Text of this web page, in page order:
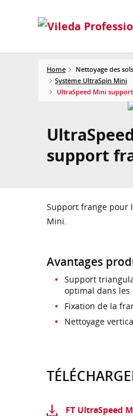
Home Nettoyage des sols
Système UltraSpin Mini
UltraSpeed Mini
support
Support frange pour
Mini.
Avantages
Support
optimal dans les
Fixation de la
Nettoyage
FT UltraSpeed